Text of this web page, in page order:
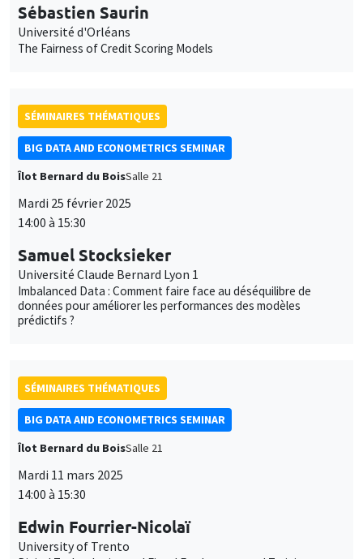
Sébastien Saurin
Université d'Orléans
The Fairness of Credit Scoring Models
SÉMINAIRES THÉMATIQUES
BIG DATA AND ECONOMETRICS SEMINAR
Îlot Bernard du BoisSalle 21
Mardi 25 février 2025
14:00 à 15:30
Samuel Stocksieker
Université Claude Bernard Lyon 1
Imbalanced Data : Comment faire face au déséquilibre de
données pour améliorer les performances des modèles
prédictifs ?
SÉMINAIRES THÉMATIQUES
BIG DATA AND ECONOMETRICS SEMINAR
Îlot Bernard du BoisSalle 21
Mardi 11 mars 2025
14:00 à 15:30
Edwin Fourrier-Nicolaï
University of Trento